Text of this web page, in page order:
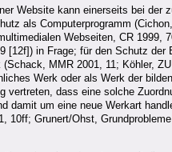
Website kann einerseits bei der
als Computerprogramm
Webseiten, CR
[12f]) in Frage; für den Schutz
(Schack, MMR 2001, 11; Köhler,
Werk oder als Werk der
vertreten, dass eine solche
damit um eine neue Werkart
10ff; Grunert/Ohst,